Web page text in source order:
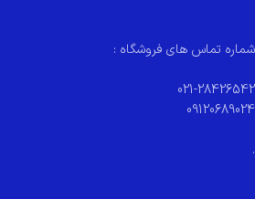
شماره تماس های فروشگاه :
021-28426542
09120689024
.